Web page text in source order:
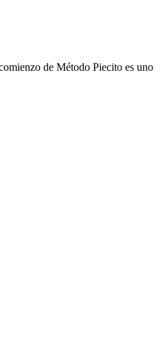
de Método Piecito es uno